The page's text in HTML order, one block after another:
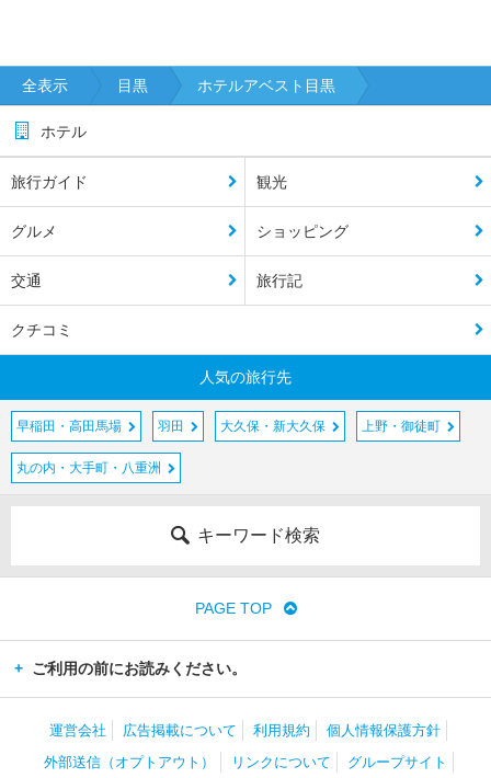
全表示 目黒 ホテルアベスト目黒
ホテル
旅行ガイド 観光
グルメ ショッピング
交通 旅行記
クチコミ
人気の旅行先
早稲田・高田馬場 羽田 大久保・新大久保 上野・御徒町
丸の内・大手町・八重洲
キーワード検索
PAGE TOP
ご利用の前にお読みください。
運営会社 広告掲載について 利用規約
個人情報保護方針
外部送信（オプトアウト）
リンクについて グループサイト